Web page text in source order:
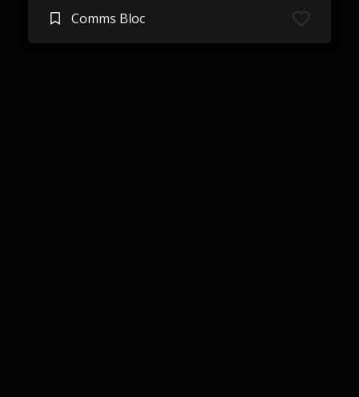
Comms Bloc